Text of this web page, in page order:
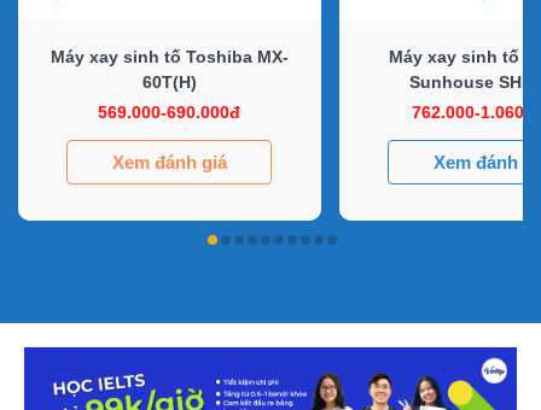
Máy xay sinh tố Toshiba MX-
60T(H)
569.000-690.000đ
Xem đánh giá
Máy xay sinh tố
Sunhouse
762.000-
Xem đánh